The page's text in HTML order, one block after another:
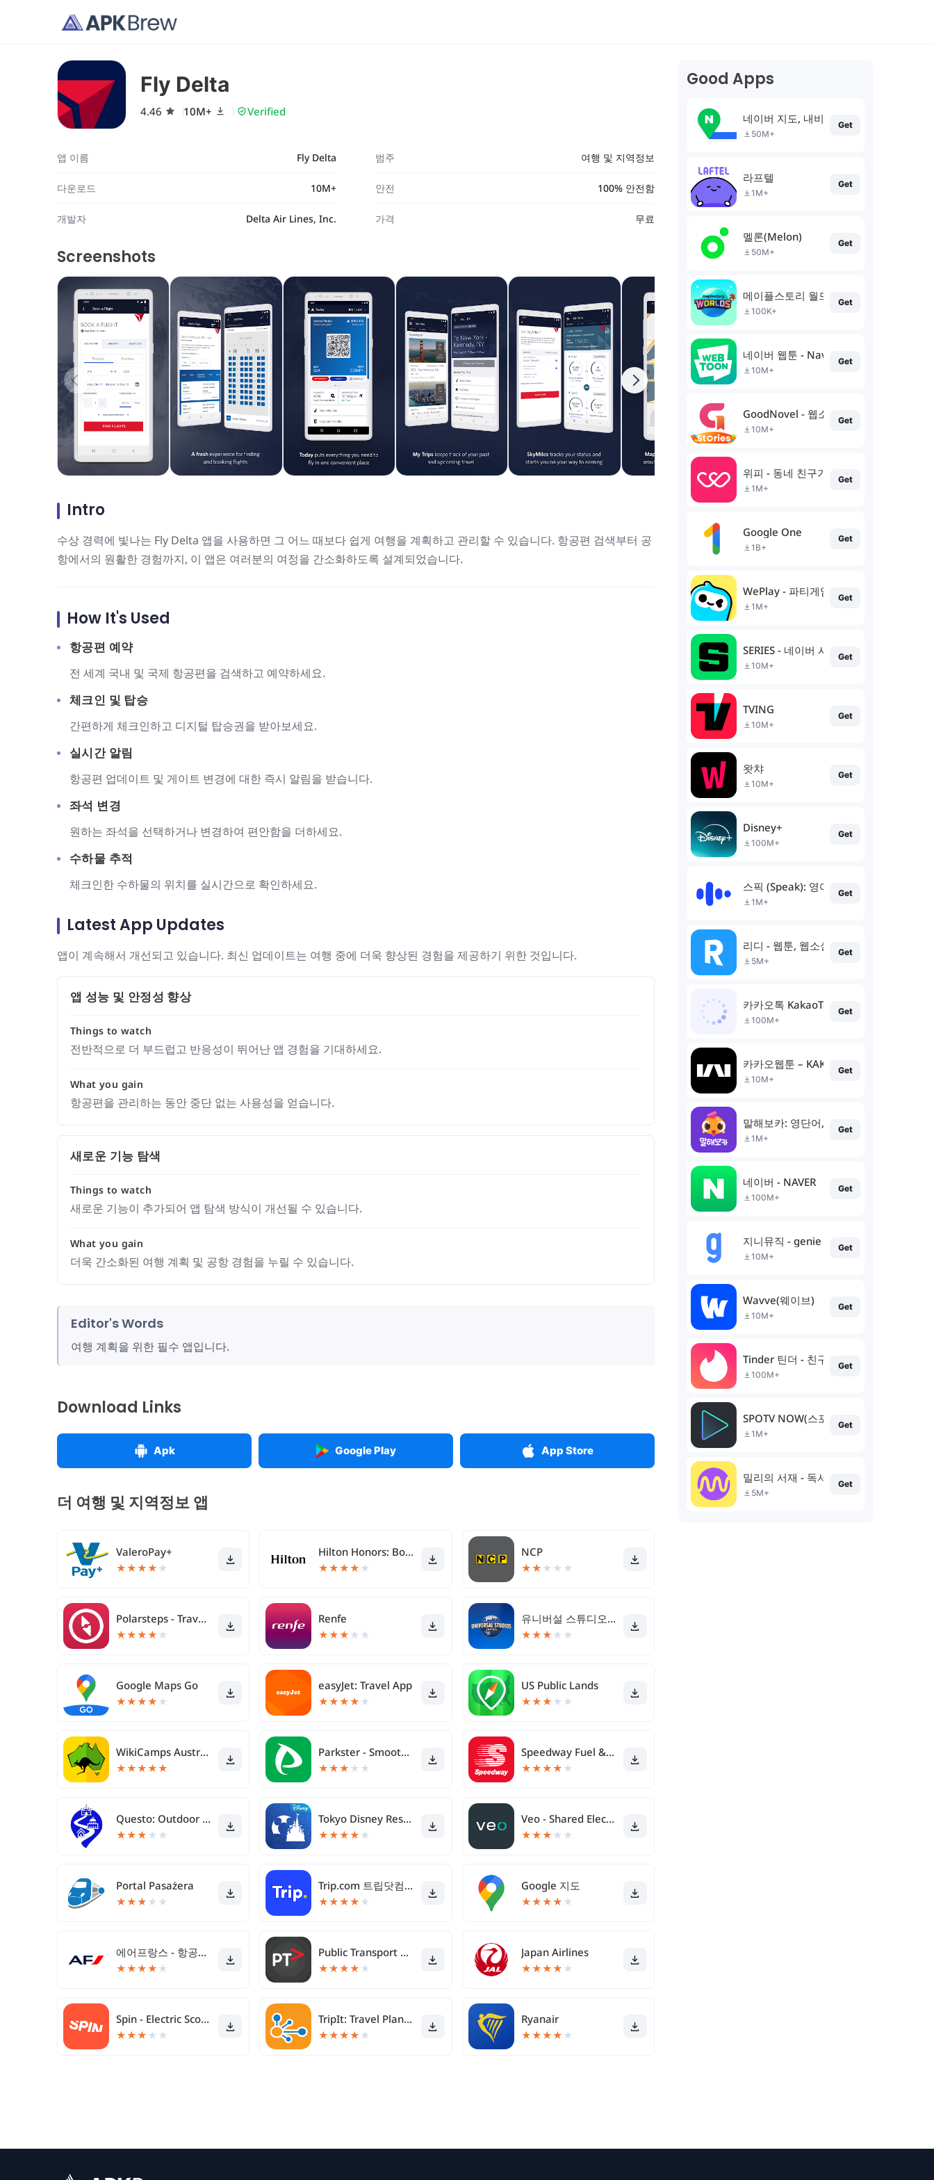
Fly Delta
4.46 10M+ Verified
앱 이름 Fly Delta 범주 여행 및 지역정보
다운로드 10M+ 안전 100% 안전함
개발자 Delta Air Lines, Inc. 가격 무료
Screenshots
Intro
수상 경력에 빛나는 Fly Delta 앱을 사용하면 그 어느 때보다 쉽게 여행을 계획하고 관리할 수 있습니다. 항공편 검색부터 공
항에서의 원활한 경험까지, 이 앱은 여러분의 여정을 간소화하도록 설계되었습니다.
How It's Used
항공편 예약
전 세계 국내 및 국제 항공편을 검색하고 예약하세요.
체크인 및 탑승
간편하게 체크인하고 디지털 탑승권을 받아보세요.
실시간 알림
항공편 업데이트 및 게이트 변경에 대한 즉시 알림을 받습니다.
좌석 변경
원하는 좌석을 선택하거나 변경하여 편안함을 더하세요.
수하물 추적
체크인한 수하물의 위치를 실시간으로 확인하세요.
Latest App Updates
앱이 계속해서 개선되고 있습니다. 최신 업데이트는 여행 중에 더욱 향상된 경험을 제공하기 위한 것입니다.
앱 성능 및 안정성 향상
Things to watch
전반적으로 더 부드럽고 반응성이 뛰어난 앱 경험을 기대하세요.
What you gain
항공편을 관리하는 동안 중단 없는 사용성을 얻습니다.
새로운 기능 탐색
Things to watch
새로운 기능이 추가되어 앱 탐색 방식이 개선될 수 있습니다.
What you gain
더욱 간소화된 여행 계획 및 공항 경험을 누릴 수 있습니다.
Editor's Words
여행 계획을 위한 필수 앱입니다.
Download Links
Apk Google Play App Store
더 여행 및 지역정보 앱
ValeroPay+
★★★★ ★
Hilton Honors: Book Hotels
★★★★ ★
NCP
★★ ★ ★ ★
Polarsteps - Travel Tracker
★★★★ ★
Renfe
★★★ ★ ★
유니버설 스튜디오 재팬
★★★ ★ ★
Google Maps Go
★★★★ ★
easyJet: Travel App
★★★★ ★
US Public Lands
★★★ ★ ★
WikiCamps Australia
★★★★★
Parkster - Smooth parking
★★★ ★ ★
Speedway Fuel & Speedy Rewards
★★★★ ★
Questo: Outdoor Escape Games
★★★ ★ ★
Tokyo Disney Resort App
★★★★ ★
Veo - Shared Electric Vehicles
★★★ ★ ★
Portal Pasażera
★★★ ★ ★
Trip.com 트립닷컴 - 호텔, 항공권, 기차
★★★★ ★
Google 지도
★★★★ ★
에어프랑스 - 항공편 예약
★★★★ ★
Public Transport Victoria app
★★★★ ★
Japan Airlines
★★★★ ★
Spin - Electric Scooters
★★★ ★ ★
TripIt: Travel Planner
★★★★ ★
Ryanair
★★★★ ★
Good Apps
네이버 지도, 내비게이션
50M+
Get
라프텔
1M+
Get
멜론(Melon)
50M+
Get
메이플스토리 월드
100K+
Get
네이버 웹툰 - Naver Webtoon
10M+
Get
GoodNovel - 웹소설
10M+
Get
위피 - 동네 친구가 필요할 때
1M+
Get
Google One
1B+
Get
WePlay - 파티게임
1M+
Get
SERIES - 네이버 시리즈
10M+
Get
TVING
10M+
Get
왓챠
10M+
Get
Disney+
100M+
Get
스픽 (Speak): 영어회화, 스피킹, 발음
1M+
Get
리디 - 웹툰, 웹소설, 전자책 모두 여기에!
5M+
Get
카카오톡 KakaoTalk
100M+
Get
카카오웹툰 – KAKAO WEBTOON
10M+
Get
말해보카: 영단어, 문법, 리스닝, 스피킹,
1M+
Get
네이버 - NAVER
100M+
Get
지니뮤직 - genie
10M+
Get
Wavve(웨이브)
10M+
Get
Tinder 틴더 - 친구를 발견하는 새로운 방
100M+
Get
SPOTV NOW(스포티비 나우)
1M+
Get
밀리의 서재 - 독서와 무제한 친해지리
5M+
Get